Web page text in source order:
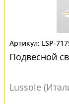
LSP-
Подвесной
Lussole